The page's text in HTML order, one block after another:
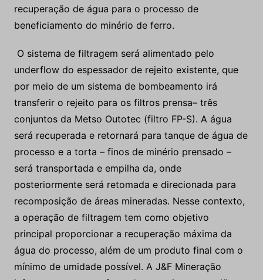
recuperação de água para o processo de
beneficiamento do minério de ferro.
O sistema de filtragem será alimentado pelo
underflow do espessador de rejeito existente, que
por meio de um sistema de bombeamento irá
transferir o rejeito para os filtros prensa– três
conjuntos da Metso Outotec (filtro FP-S). A água
será recuperada e retornará para tanque de água de
processo e a torta – finos de minério prensado –
será transportada e empilha da, onde
posteriormente será retomada e direcionada para
recomposição de áreas mineradas. Nesse contexto,
a operação de filtragem tem como objetivo
principal proporcionar a recuperação máxima da
água do processo, além de um produto final com o
mínimo de umidade possível. A J&F Mineração